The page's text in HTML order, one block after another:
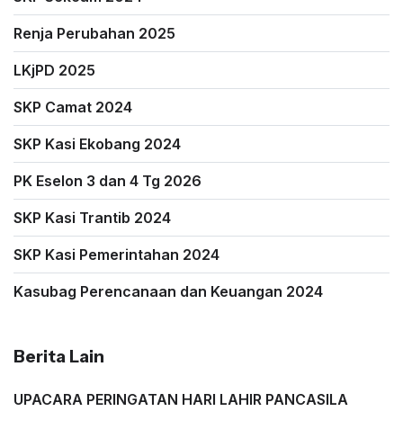
Renja Perubahan 2025
LKjPD 2025
SKP Camat 2024
SKP Kasi Ekobang 2024
PK Eselon 3 dan 4 Tg 2026
SKP Kasi Trantib 2024
SKP Kasi Pemerintahan 2024
Kasubag Perencanaan dan Keuangan 2024
Berita Lain
UPACARA PERINGATAN HARI LAHIR PANCASILA